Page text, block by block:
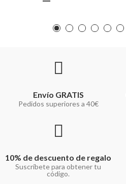
Envío GRATIS
Pedidos superiores a 40€
10% de descuento de regalo
Suscríbete para obtener tu
código.